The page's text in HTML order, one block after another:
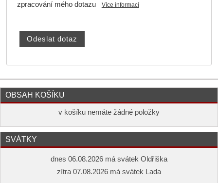
zpracování mého dotazu
Více informací
OBSAH KOŠÍKU
v košíku nemáte žádné položky
SVÁTKY
dnes 06.08.2026 má svátek Oldřiška
zítra 07.08.2026 má svátek Lada